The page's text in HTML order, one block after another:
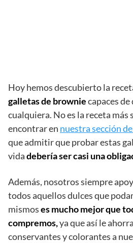
Hoy hemos descubierto la
galletas de browniecapaces
cualquiera. No es la receta más
encontrar en nuestra sección
que admitir que probar estas
vidadebería ser casi una
Además, nosotros siempre
todos aquellos dulces que
mismoses mucho mejor que
compremos,ya que así le
conservantes y colorantes a